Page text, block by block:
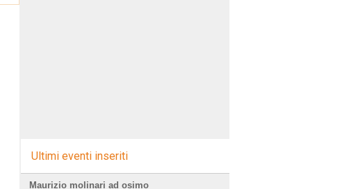
Ultimi eventi inseriti
Maurizio molinari ad osimo